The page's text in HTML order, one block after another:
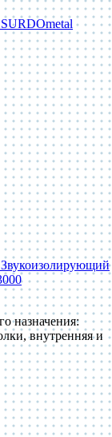
SURDOmetal
Звукоизолирующий
назначения:
внутренняя и